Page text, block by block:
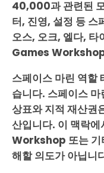
40,000과 관련된
터, 진영, 설정 등 스
오스, 오크, 엘다, 타
Games
스페이스 마린 역할
습니다. 스페이스
상표와 지적 재산
산입니다. 이 맥락
Workshop 또는 기
해할 의도가 아닙니